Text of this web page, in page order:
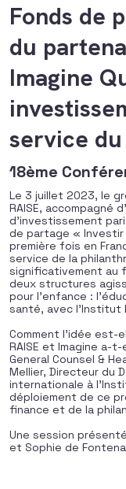
Fonds de
du
Imagine
service
18ème
Le 3 juillet 2023, le
RAISE, accompagné
d’investissement
de partage « Investir
première fois en
service de la
significativement au
deux structures
pour l’enfance :
santé, avec l’Institut
Comment l’idée
RAISE et Imagine a-
General Counsel &
Mellier, Directeur du
internationale à
déploiement de ce
finance et de la
Une session
et Sophie de